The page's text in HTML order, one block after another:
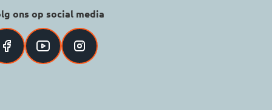
ons op social media